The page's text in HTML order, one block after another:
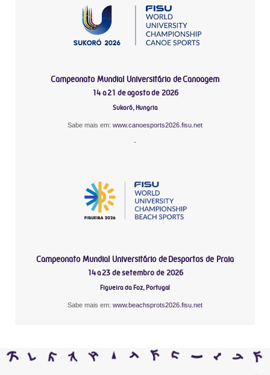
Campeonato Mundial Universitário de Canoagem
14 a 21 de agosto de 2026
Sukoró, Hungria
Sabe mais em: www.canoesports2026.fisu.net
-
Campeonato Mundial Universitário de Desportos de Praia
14 a 23 de setembro de 2026
Figueira da Foz, Portugal
Sabe mais em: www.beachsprots2026.fisu.net